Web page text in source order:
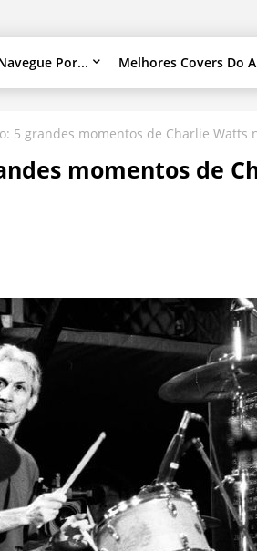
Por... Melhores Covers Do
5 grandes momentos de Charlie Watts
momentos de